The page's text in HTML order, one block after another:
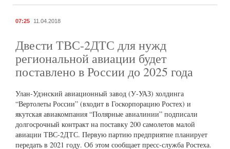
07:25 11.04.2018
Двести ТВС-2ДТС для нужд
региональной авиации будет
поставлено в России до 2025 года
Улан-Удэнский авиационный завод (У-УАЗ) холдинга
“Вертолеты России” (входит в Госкорпорацию Ростех) и
якутская авиакомпания “Полярные авиалинии” подписали
долгосрочный контракт на поставку 200 самолетов малой
авиации ТВС-2ДТС. Первую партию предприятие планирует
передать в 2021 году. Об этом сообщает пресс-служба Ростеха.